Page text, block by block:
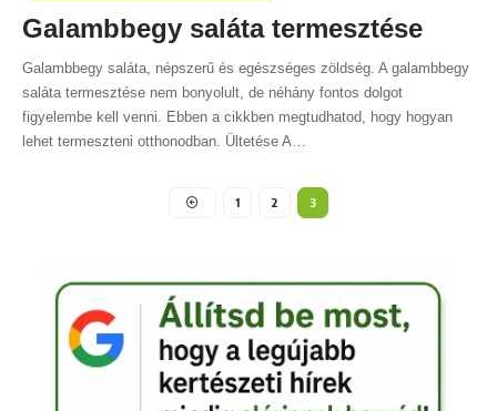
Galambbegy saláta termesztése
Galambbegy saláta, népszerű és egészséges zöldség. A galambbegy
saláta termesztése nem bonyolult, de néhány fontos dolgot
figyelembe kell venni. Ebben a cikkben megtudhatod, hogy hogyan
lehet termeszteni otthonodban. Ültetése A…
1 2 3